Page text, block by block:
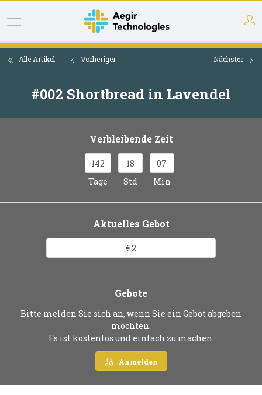
Direkt
zum
Inhalt
Alle Artikel Vorheriger Nächster
#002 Shortbread in Lavendel
Verbleibende Zeit
142
Tage
18
Std
07
Min
Aktuelles Gebot
€ 2
Gebote
Bitte melden Sie sich an, wenn Sie ein Gebot abgeben
möchten.
Es ist kostenlos und einfach zu machen.
Anmelden